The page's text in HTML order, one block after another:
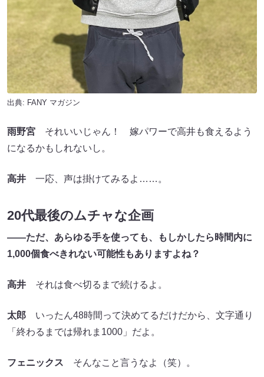
出典: FANY マガジン
雨野宮 それいいじゃん！ 嫁パワーで高井も食えるよう
になるかもしれないし。
高井 一応、声は掛けてみるよ……。
20代最後のムチャな企画
――ただ、あらゆる手を使っても、もしかしたら時間内に
1,000個食べきれない可能性もありますよね？
高井 それは食べ切るまで続けるよ。
太郎 いったん48時間って決めてるだけだから、文字通り
「終わるまでは帰れま1000」だよ。
フェニックス そんなこと言うなよ（笑）。